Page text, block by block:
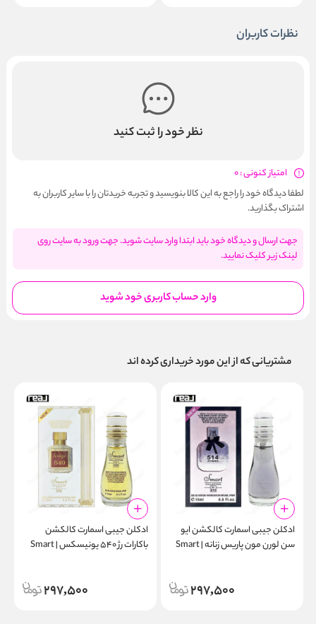
نظرات کاربران
نظر خود را ثبت کنید
امتیاز کنونی : 0
لطفا دیدگاه خود را راجع به این کالا بنویسید و تجربه خریدتان را با سایر کاربران به
اشتراک بگذارید.
جهت ارسال و دیدگاه خود باید ابتدا وارد سایت شوید. جهت ورود به سایت روی
لینک زیر کلیک نمایید.
وارد حساب کاربری خود شوید
مشتریانی که از این مورد خریداری کرده اند
ادکلن جیبی اسمارت کالکشن ایو
سن لورن مون پاریس زنانه | Smart
297,500
ادکلن جیبی اسمارت کالکشن
باکارات رژ ۵۴۰ یونیسکس | Smart
297,500